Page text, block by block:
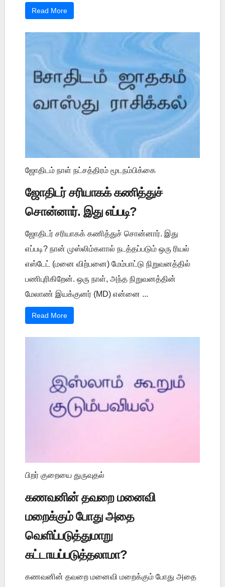
Read More
ஜோதிடம் நாள் நட்சத்திரம் மூடநம்பிக்கை
ஜோதிடர் சரியாகக் கணித்துச்
சொன்னார். இது எப்படி?
ஜோதிடர் சரியாகக் கணித்துச் சொன்னார். இது
எப்படி? நான் முஸ்லிம்களால் நடத்தப்படும் ஒரு ரியல்
எஸ்டேட் (மனை விற்பனை) மேம்பாட்டு நிறுவனத்தில்
பணிபுரிகிறேன். ஒரு நாள், அந்த நிறுவனத்தின்
மேலாண் இயக்குனர் (MD) என்னை ...
Read More
பிறர் குறையை துருவுதல்
கணவனின் தவறை மனைவி
மறைக்கும் போது அதை
வெளிப்படுத்துமாறு
கட்டாயப்படுத்தலாமா?
கணவனின் தவறை மனைவி மறைக்கும் போது அதை